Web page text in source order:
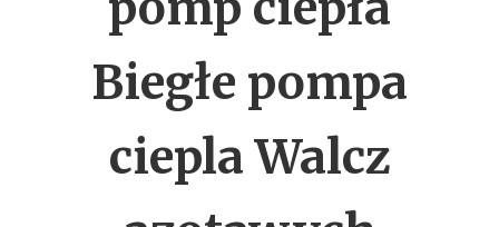
Biegłe pompa
ciepla Walcz